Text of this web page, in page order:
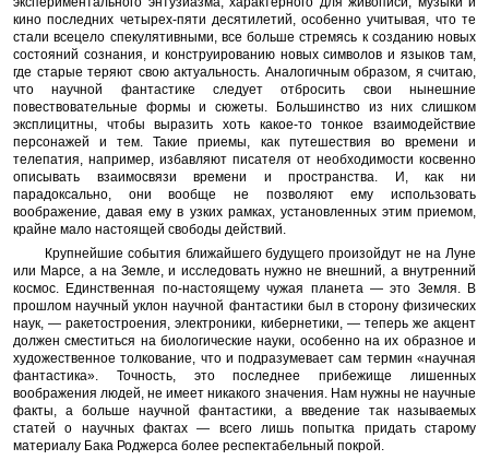
кино последних четырех-пяти десятилетий, особенно учитывая, что те
стали всецело спекулятивными, все больше стремясь к созданию новых
состояний сознания, и конструированию новых символов и языков там,
где старые теряют свою актуальность. Аналогичным образом, я считаю,
что научной фантастике следует отбросить свои нынешние
повествовательные формы и сюжеты. Большинство из них слишком
эксплицитны, чтобы выразить хоть какое-то тонкое взаимодействие
персонажей и тем. Такие приемы, как путешествия во времени и
телепатия, например, избавляют писателя от необходимости косвенно
описывать взаимосвязи времени и пространства. И, как ни
парадоксально, они вообще не позволяют ему использовать
воображение, давая ему в узких рамках, установленных этим приемом,
крайне мало настоящей свободы действий.
Крупнейшие события ближайшего будущего произойдут не на Луне
или Марсе, а на Земле, и исследовать нужно не внешний, а внутренний
космос. Единственная по-настоящему чужая планета — это Земля. В
прошлом научный уклон научной фантастики был в сторону физических
наук, — ракетостроения, электроники, кибернетики, — теперь же акцент
должен сместиться на биологические науки, особенно на их образное и
художественное толкование, что и подразумевает сам термин «научная
фантастика». Точность, это последнее прибежище лишенных
воображения людей, не имеет никакого значения. Нам нужны не научные
факты, а больше научной фантастики, а введение так называемых
статей о научных фактах — всего лишь попытка придать старому
материалу Бака Роджерса более респектабельный покрой.